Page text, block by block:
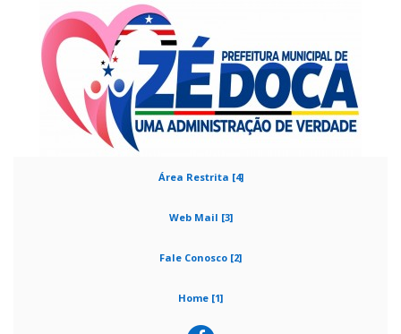
Área Restrita [4]
Web Mail [3]
Fale Conosco [2]
Home [1]